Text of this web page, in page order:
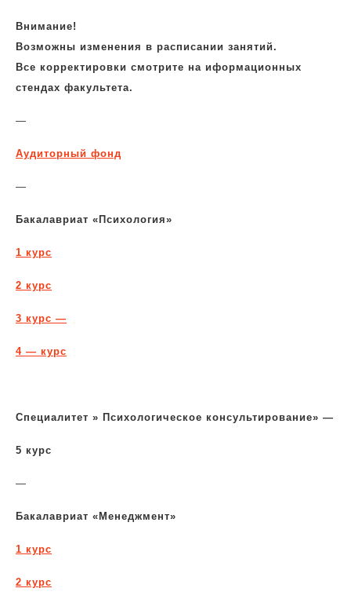
Внимание!
Возможны изменения в расписании занятий.
Все корректировки смотрите на иформационных
стендах факультета.
—
Аудиторный фонд
—
Бакалавриат «Психология»
1 курс
2 курс
3 курс —
4 — курс
Специалитет » Психологическое консультирование» —
5 курс
—
Бакалавриат «Менеджмент»
1 курс
2 курс